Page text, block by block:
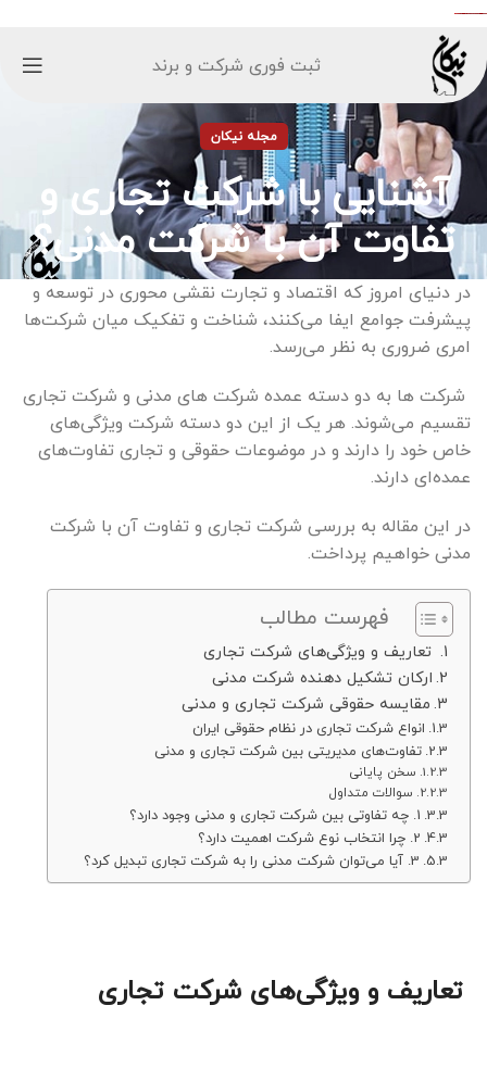
ثبت فوری شرکت و برند
مجله نیکان
آشنایی با شرکت تجاری و
تفاوت آن با شرکت مدنی؟
در دنیای امروز که اقتصاد و تجارت نقشی محوری در توسعه و
پیشرفت جوامع ایفا می‌کنند، شناخت و تفکیک میان شرکت‌ها
امری ضروری به نظر می‌رسد.
شرکت ها به دو دسته عمده شرکت های مدنی و شرکت تجاری
تقسیم می‌شوند. هر یک از این دو دسته شرکت ویژگی‌های
خاص خود را دارند و در موضوعات حقوقی و تجاری تفاوت‌های
عمده‌ای دارند.
در این مقاله به بررسی شرکت تجاری و تفاوت آن با شرکت
مدنی خواهیم پرداخت.
فهرست مطالب
تعاریف و ویژگی‌های شرکت تجاری
ارکان تشکیل دهنده شرکت مدنی
مقایسه حقوقی شرکت تجاری و مدنی
انواع شرکت تجاری در نظام حقوقی ایران
تفاوت‌های مدیریتی بین شرکت تجاری و مدنی
سخن پایانی
سوالات متداول
1. چه تفاوتی بین شرکت تجاری و مدنی وجود دارد؟
2. چرا انتخاب نوع شرکت اهمیت دارد؟
3. آیا می‌توان شرکت مدنی را به شرکت تجاری تبدیل کرد؟
تعاریف و ویژگی‌های شرکت تجاری